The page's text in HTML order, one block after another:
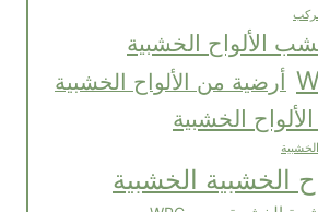
الألواح الخشبية
أرضية من الألواح الخشبية
الخشبية
الخشبية الخشبية